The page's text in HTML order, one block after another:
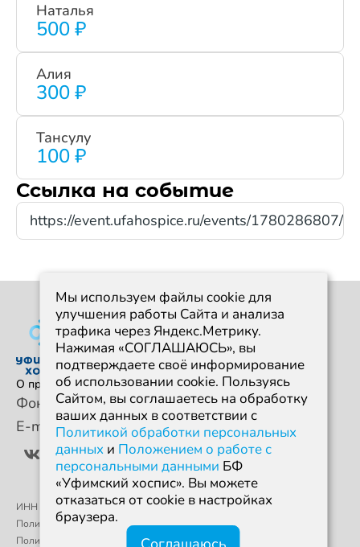
Наталья
500 ₽
Алия
300 ₽
Тансулу
100 ₽
Ссылка на событие
https://event.ufahospice.ru/events/1780286807/
О проекте События Новости Отчеты FAQ
Фонд +7 960 380 97 50
E-mailevent@ufahospice.ru
ИНН 0274950766 / ОГРН 1190280068494
Политика конфиденциальности
Политика обработки персональных данных
Мы используем файлы cookie для
улучшения работы Сайта и анализа
трафика через Яндекс.Метрику.
Нажимая «СОГЛАШАЮСЬ», вы
подтверждаете своё информирование
об использовании cookie. Пользуясь
Сайтом, вы соглашаетесь на обработку
ваших данных в соответствии с
Политикой обработки персональных
данных и Положением о работе с
персональными данными БФ
«Уфимский хоспис». Вы можете
отказаться от cookie в настройках
браузера.